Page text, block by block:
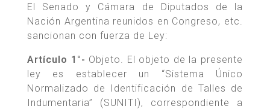
El Senado y Cámara de Diputados de la
Nación Argentina reunidos en Congreso, etc.
sancionan con fuerza de Ley:
Artículo 1°- Objeto. El objeto de la presente
ley es establecer un “Sistema Único
Normalizado de Identificación de Talles de
Indumentaria” (SUNITI), correspondiente a